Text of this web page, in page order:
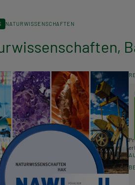
NATURWISSENSCHAFTEN